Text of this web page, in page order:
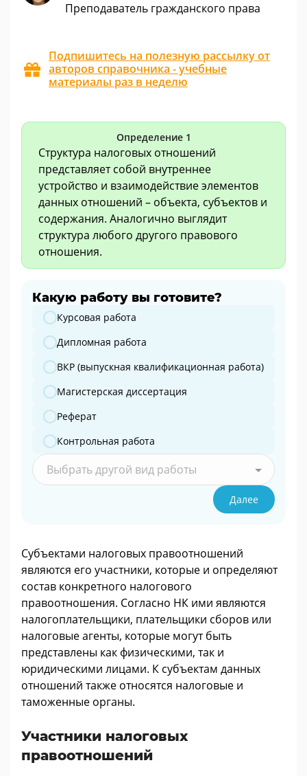
Преподаватель гражданского права
Подпишитесь на полезную рассылку от
авторов справочника - учебные
материалы раз в неделю
Определение 1
Структура налоговых отношений
представляет собой внутреннее
устройство и взаимодействие элементов
данных отношений – объекта, субъектов и
содержания. Аналогично выглядит
структура любого другого правового
отношения.
Какую работу вы готовите?
Какую работу вы готовите?
Курсовая работа
Дипломная работа
ВКР (выпускная квалификационная работа)
Магистерская диссертация
Реферат
Контрольная работа
Выбрать другой вид работы
Далее
Субъектами налоговых правоотношений
являются его участники, которые и определяют
состав конкретного налогового
правоотношения. Согласно НК ими являются
налогоплательщики, плательщики сборов или
налоговые агенты, которые могут быть
представлены как физическими, так и
юридическими лицами. К субъектам данных
отношений также относятся налоговые и
таможенные органы.
Участники налоговых
правоотношений